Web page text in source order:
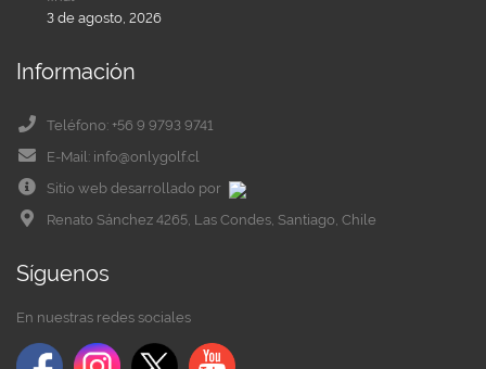
3 de agosto, 2026
Información
Teléfono: +56 9 9793 9741
E-Mail: info@onlygolf.cl
Sitio web desarrollado por
Renato Sánchez 4265, Las Condes, Santiago, Chile
Síguenos
En nuestras redes sociales